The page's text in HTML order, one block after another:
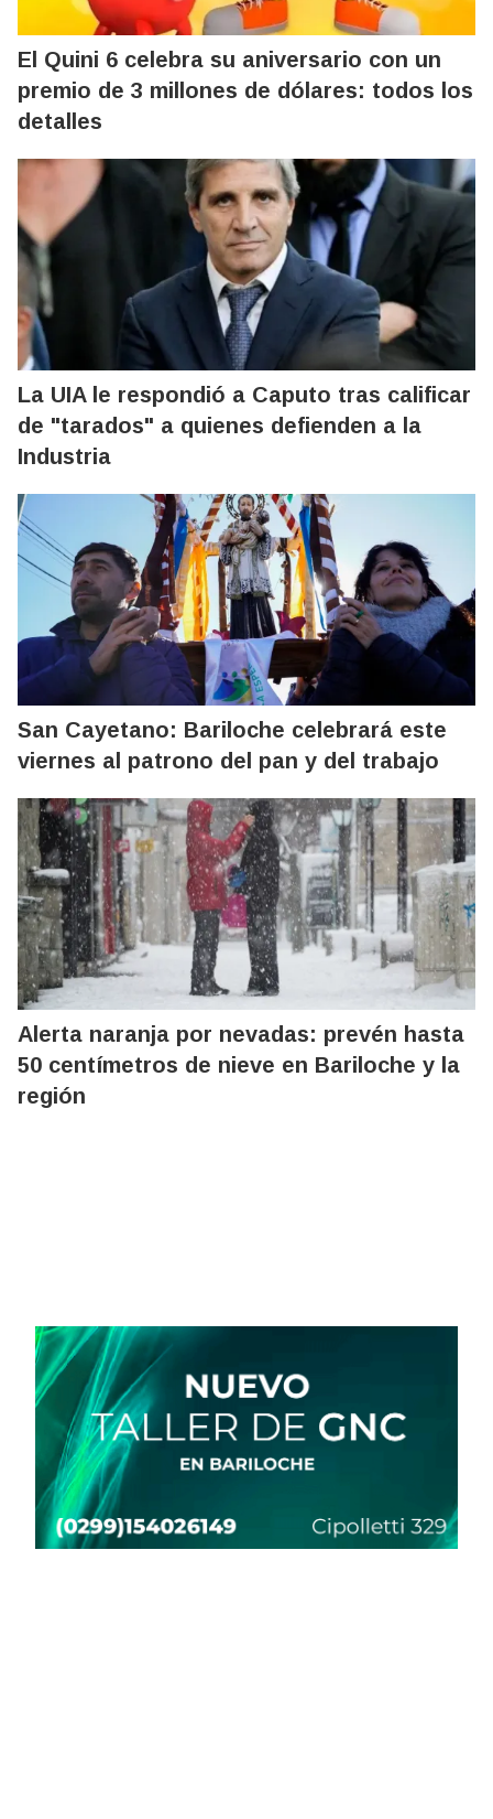
El Quini 6 celebra su aniversario con un
premio de 3 millones de dólares: todos los
detalles
La UIA le respondió a Caputo tras calificar
de "tarados" a quienes defienden a la
Industria
San Cayetano: Bariloche celebrará este
viernes al patrono del pan y del trabajo
Alerta naranja por nevadas: prevén hasta
50 centímetros de nieve en Bariloche y la
región